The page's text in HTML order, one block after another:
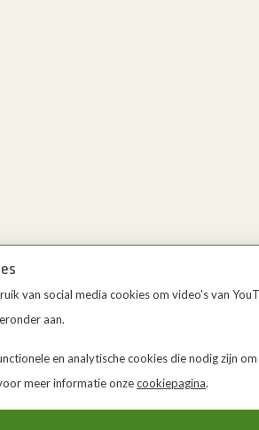
van social media cookies om video's van
aan.
en analytische cookies die nodig zijn
meer informatie onzecookiepagina.